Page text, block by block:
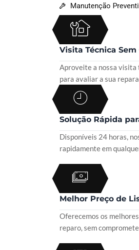
Manutenção
Visita Técnica Sem
Aproveite a nossa
para avaliar a sua
Solução Rápida
Disponíveis 24 horas,
rapidamente em
Melhor Preço de
Oferecemos os
reparo, sem